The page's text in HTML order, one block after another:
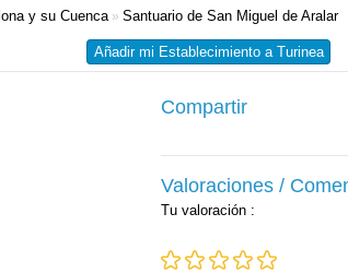
y su Cuenca» Santuario de San Miguel de Aralar
Añadir mi Establecimiento a Turinea
Compartir
Valoraciones /
Tu valoración :